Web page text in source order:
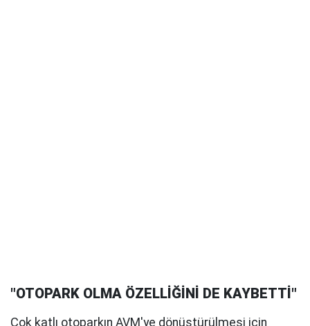
"OTOPARK OLMA ÖZELLİĞİNİ DE KAYBETTİ"
Çok katlı otoparkın AVM'ye dönüştürülmesi için